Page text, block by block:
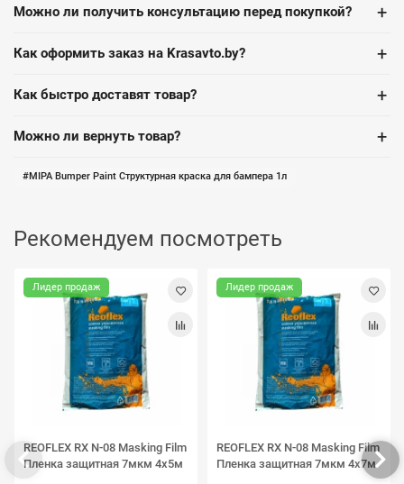
Можно ли получить консультацию перед покупкой? +
Как оформить заказ на Krasavto.by? +
Как быстро доставят товар? +
Можно ли вернуть товар? +
MIPA Bumper Paint Структурная краска для бампера 1л
Рекомендуем посмотреть
Лидер продаж
REOFLEX RX N-08 Masking Film
Пленка защитная 7мкм 4х5м
Лидер продаж
REOFLEX RX N-08 Masking Film
Пленка защитная 7мкм 4х7м